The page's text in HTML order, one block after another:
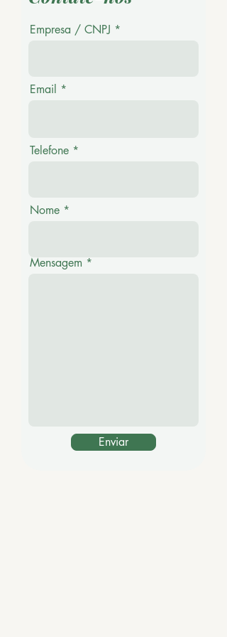
Empresa / CNPJ
Email
Telefone
Nome
Mensagem
Enviar